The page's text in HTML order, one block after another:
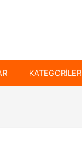
KATEGORILER